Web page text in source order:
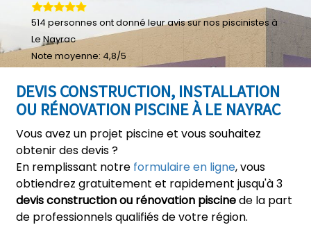
DEVIS CONSTRUCTION, INSTALLATION
OU RÉNOVATION PISCINE À LE NAYRAC
Vous avez un projet piscine et vous souhaitez
obtenir des devis ?
En remplissant notre formulaire en ligne, vous
obtiendrez gratuitement et rapidement jusqu'à 3
devis construction ou rénovation piscinede la part
de professionnels qualifiés de votre région.
514 personnes ont donné leuravis sur nos piscinistes à
Le Nayrac
Note moyenne: 4,8/5